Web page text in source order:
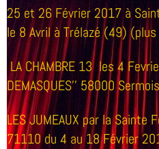
25 et 26 Février 2017 à
le 8 Avril à Trélazé (49)
LA CHAMBRE 13 les 4
DEMASQUES'' 58000
LES JUMEAUX par la Sainte
71110 du 4 au 18 Février